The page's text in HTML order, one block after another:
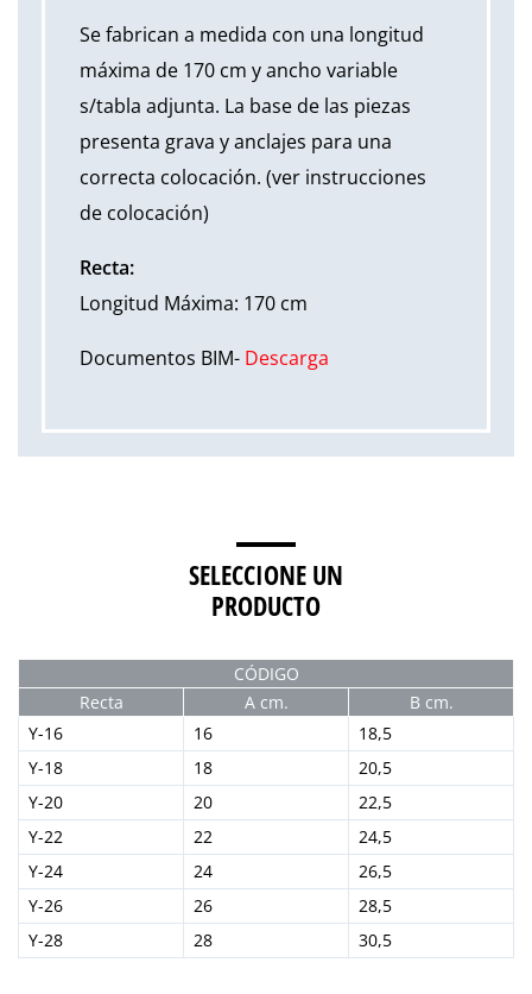
Se fabrican a medida con una longitud
máxima de 170 cm y ancho variable
s/tabla adjunta. La base de las piezas
presenta grava y anclajes para una
correcta colocación. (ver instrucciones
de colocación)
Recta:
Longitud Máxima: 170 cm
Documentos BIM- Descarga
SELECCIONE UN
PRODUCTO
CÓDIGO
Recta
A cm.
B cm.
Y-16
16
18,5
Y-18
18
20,5
Y-20
20
22,5
Y-22
22
24,5
Y-24
24
26,5
Y-26
26
28,5
Y-28
28 30,5